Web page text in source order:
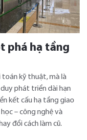
phá hạ tầng
toán kỹ thuật, mà là
phát triển dài hạn
kết cấu hạ tầng giao
– công nghệ và
đổi cách làm cũ.